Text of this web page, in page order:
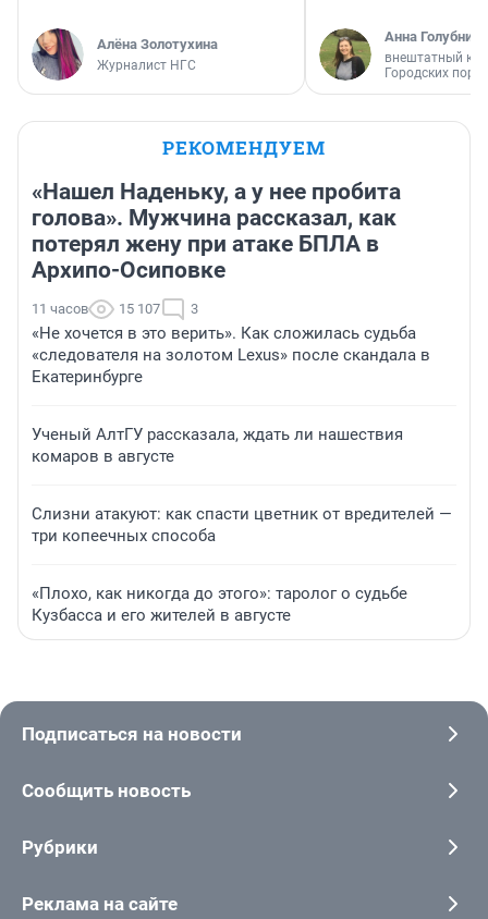
Алёна Золотухина
Журналист НГС
Анна
внештатный
Городских
РЕКОМЕНДУЕМ
«Нашел Наденьку, а у нее пробита
голова». Мужчина рассказал, как
потерял жену при атаке БПЛА в
Архипо-Осиповке
11 часов 15 107 3
«Не хочется в это верить». Как сложилась судьба
«следователя на золотом Lexus» после скандала в
Екатеринбурге
Ученый АлтГУ рассказала, ждать ли нашествия
комаров в августе
Слизни атакуют: как спасти цветник от вредителей —
три копеечных способа
«Плохо, как никогда до этого»: таролог о судьбе
Кузбасса и его жителей в августе
Подписаться на новости
Сообщить новость
Рубрики
Реклама на сайте